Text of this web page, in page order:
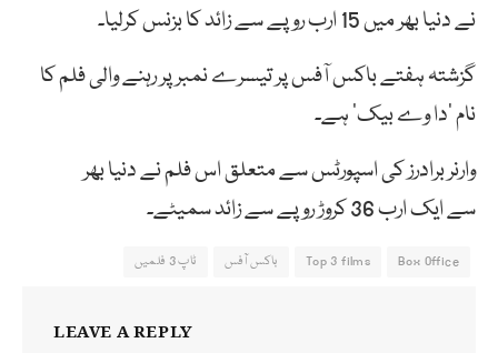
نے دنیا بھر میں 15 ارب روپے سے زائد کا بزنس کرلیا۔
گزشتہ ہفتے باکس آفس پر تیسرے نمبر پر رہنے والی فلم کا
نام ’دا وے بیک‘ ہے۔
وارنر برادرز کی اسپورٹس سے متعلق اس فلم نے دنیا بھر
سے ایک ارب 36 کروڑ روپے سے زائد سمیٹے۔
Box Office
Top 3 films باکس آفس ٹاپ 3 فلمیں
LEAVE A REPLY